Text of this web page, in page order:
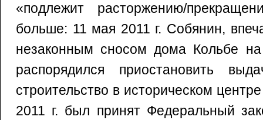
«подлежит расторжению/
больше: 11 мая 2011 г. Собянин,
незаконным сносом дома Кольбе
распорядился приостановить
строительство в историческом
2011 г. был принят Федеральный